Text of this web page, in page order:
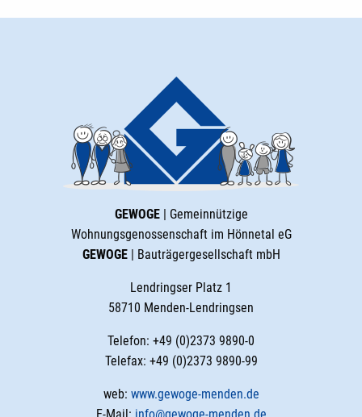
GEWOGE| Gemeinnützige
Wohnungsgenossenschaft im Hönnetal eG
GEWOGE| Bauträgergesellschaft mbH
Lendringser Platz 1
58710 Menden-Lendringsen
Telefon: +49 (0)2373 9890-0
Telefax: +49 (0)2373 9890-99
web: www.gewoge-menden.de